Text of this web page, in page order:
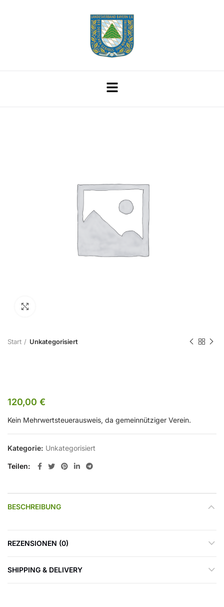
Start Unkategorisiert
120,00 €
Kein Mehrwertsteuerausweis, da gemeinnütziger Verein.
Kategorie: Unkategorisiert
Teilen
BESCHREIBUNG
REZENSIONEN (0)
SHIPPING & DELIVERY